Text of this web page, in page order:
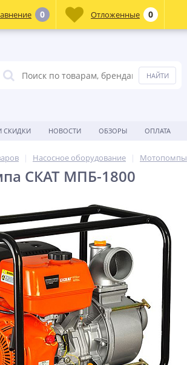
СКИДКИ НОВОСТИ ОБЗОРЫ ОПЛАТА
Насосное оборудование Мотопомпы
СКАТ МПБ-1800
0 Отложенные 0